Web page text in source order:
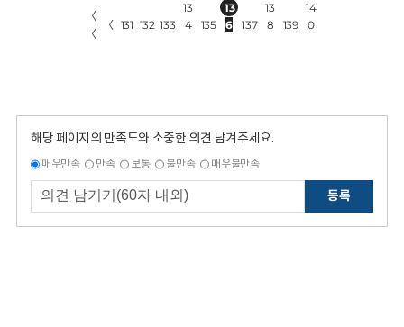
〈
〈
〈 131 132 133
13
4
135
13
6
137
13
8
139
14
0
해당 페이지의 만족도와 소중한 의견 남겨주세요.
매우만족 만족 보통 불만족 매우불만족
등록